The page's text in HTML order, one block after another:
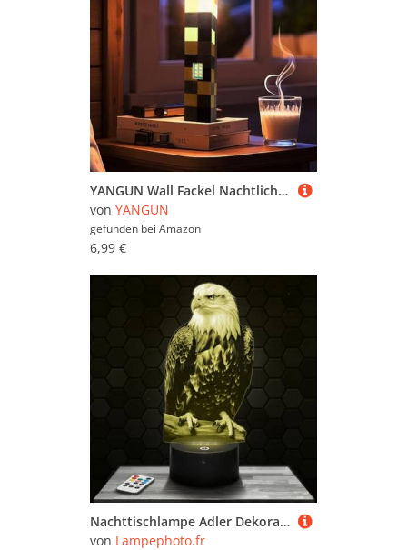
YANGUN Wall Fackel Nachtlicht, 14.5cm Magnetische Lampe Fackel Wandlampe, USB Wiederaufladbar Nachtlampe Kinder, Powerbank 3D Wall Lampe, Kinderzimmer Gaming Room Decoration, Geschenke
von YANGUN
gefunden bei Amazon
6,99 €
Nachttischlampe Adler Dekoration Wildtier-Kollektion, Geschenkidee für Männer und Frauen, Nachtlicht Erwachsenendekoration für das Schlafzimmer. Originelles Weihnachts geschenk für Männer und Frauen.
von Lampephoto.fr